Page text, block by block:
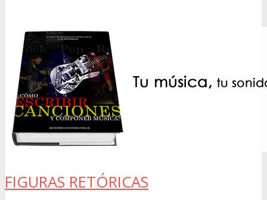
FIGURAS RETÓRICAS